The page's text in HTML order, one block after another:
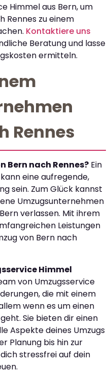
Himmel aus Bern, um
Rennes zu einem
Kontaktiere uns
Beratung und lasse
ermitteln.
Rennes
Bern nach Rennes? Ein
eine aufregende,
sein. Zum Glück kannst
Umzugsunternehmen
verlassen. Mit ihrem
Leistungen
von Bern nach
Himmel
von Umzugsservice
die mit einem
wenn es um einen
Sie bieten dir einen
Aspekte deines Umzugs
Planung bis hin zur
stressfrei auf dein